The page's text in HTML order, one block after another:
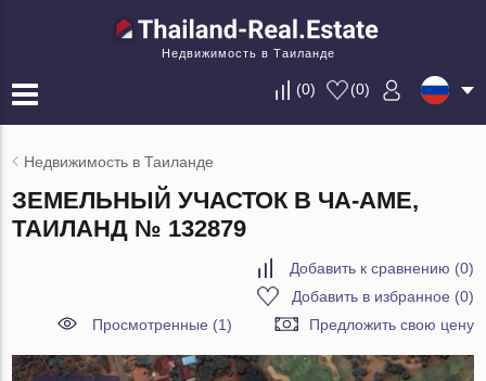
Недвижимость в Таиланде
(0) (0)
Недвижимость в Таиланде
ЗЕМЕЛЬНЫЙ УЧАСТОК В ЧА-АМЕ,
ТАИЛАНД № 132879
Добавить к сравнению (0)
Добавить в избранное (0)
Просмотренные (1)
Предложить свою цену